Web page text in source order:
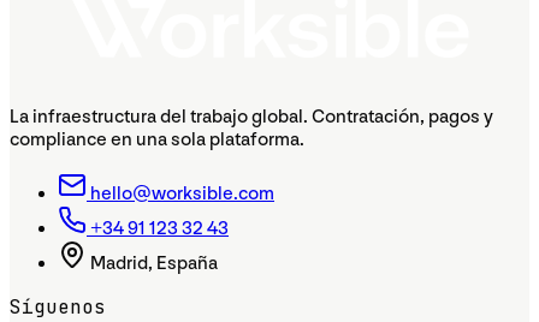
La infraestructura del trabajo global. Contratación, pagos y
compliance en una sola plataforma.
hello@worksible.com
+34 91 123 32 43
Madrid, España
Síguenos